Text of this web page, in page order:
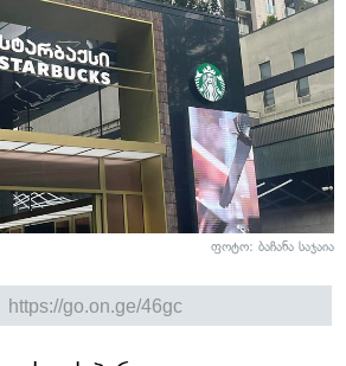
ფოტო: ბაჩანა საჯაია